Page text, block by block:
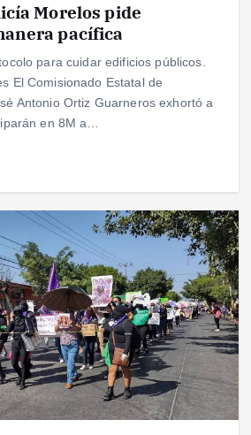
Morelos pide
pacífica
para cuidar edificios públicos.
El Comisionado Estatal de
Antonio Ortiz Guarneros exhortó a
en 8M a…